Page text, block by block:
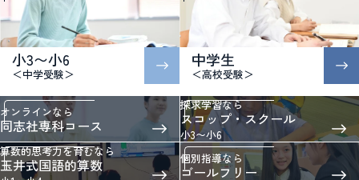
小3〜小6
＜中学受験＞
中学生
＜高校受験＞
オンラインなら
同志社専科コース
探求学習なら
スコップ・スクール
小3〜小6
算数的思考力を育むなら
玉井式国語的算数 個別指導なら
ゴールフリー